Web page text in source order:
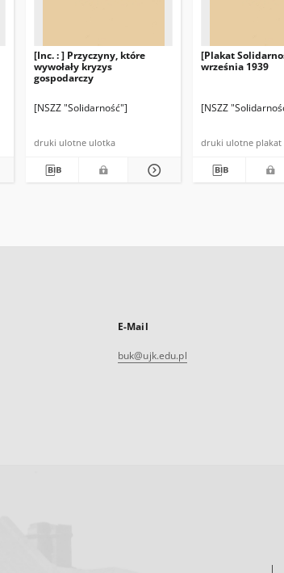
[Inc. : ] Przyczyny, które
wywołały kryzys
gospodarczy
[NSZZ "Solidarność"]
druki ulotne ulotka
[Plakat
września 1939
[NSZZ
druki ulotne plakat
E-Mail
buk@ujk.edu.pl